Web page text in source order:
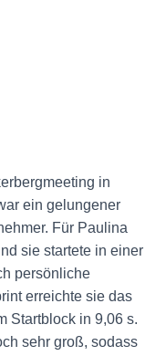
in
ein gelungener
Für Paulina
sie startete in einer
persönliche
erreichte sie das
Startblock in 9,06 s.
sehr groß, sodass